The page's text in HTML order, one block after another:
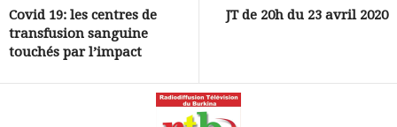
Covid 19: les centres de
transfusion sanguine
touchés par l’impact
JT de 20h du 23 avril 2020